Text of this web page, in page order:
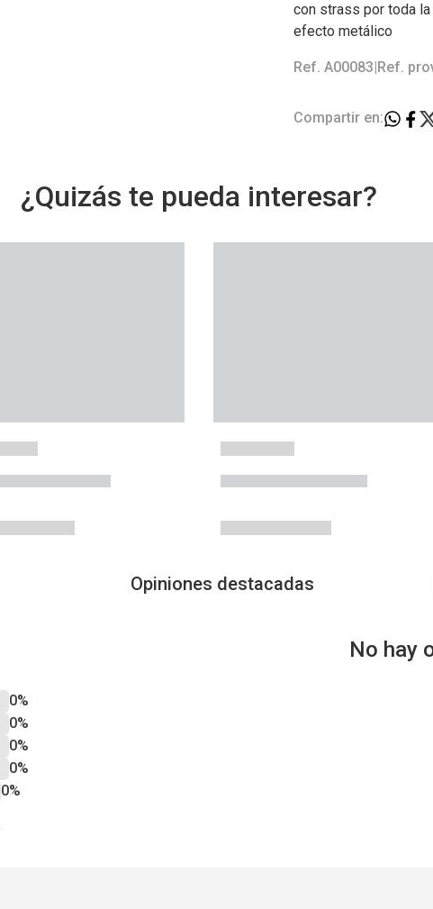
con strass por toda
efecto metálico
Ref. A00083|Ref.
Compartir en:
¿Quizás te pueda interesar?
0%
0%
0%
0%
0%
Opiniones destacadas
No hay